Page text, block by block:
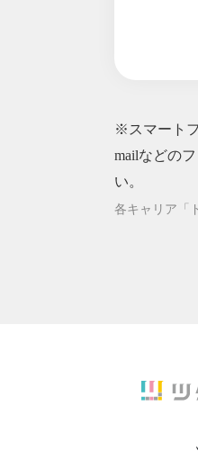
※スマート
mailなどの
い。
各キャリア「